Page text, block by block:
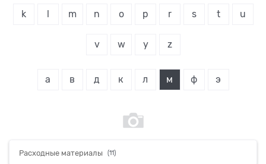
k m n o p r s t u
v w y z
а в д к л м ф э
Расходные материалы (11)